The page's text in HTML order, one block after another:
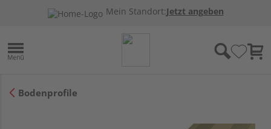
Mein Standort:Jetzt angeben
Bodenprofile